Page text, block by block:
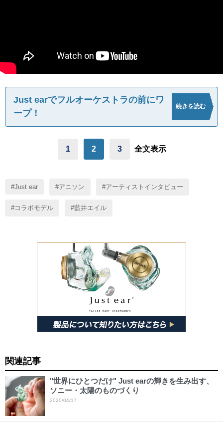
Just earでフルオーケストラの前にワ
ープ！
続きを読む
1 2 3 全文表示
Just ear アニソン アーティストインタビュー
コラボモデル 藍井エイル
関連記事
"世界にひとつだけ" Just earの輝きを生み出す、
ソニー・太陽のものづくり
2020/04/17